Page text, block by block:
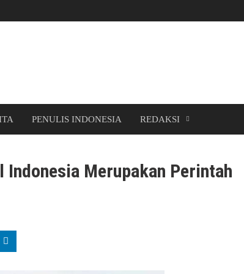
PENULIS INDONESIA REDAKSI
Merupakan Perintah